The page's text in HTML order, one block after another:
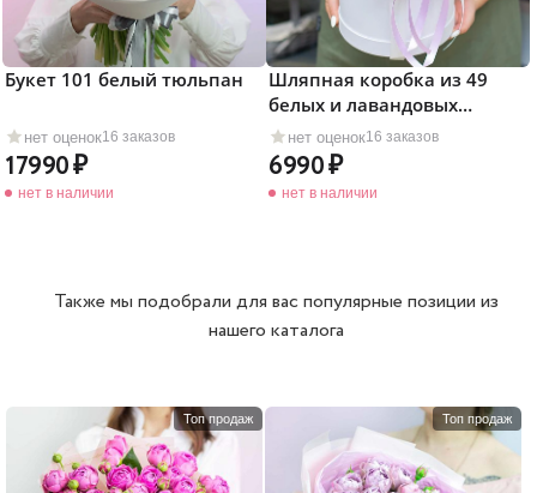
нет оценок16 заказов
Букет 101 белый тюльпан
17990
нет в наличии
нет оценок16 заказов
Шляпная коробка из 49
белых и лавандовых
тюльпанов
6990
нет в наличии
Также мы подобрали для вас популярные позиции из
нашего каталога
Топ продаж Топ продаж